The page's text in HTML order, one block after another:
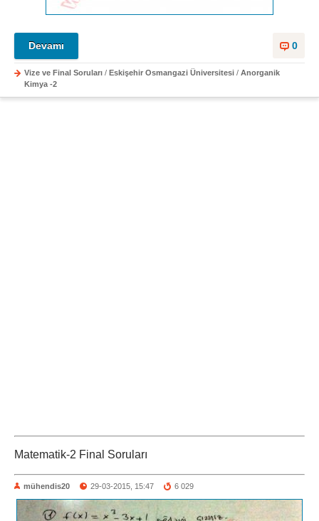
0
Devamı
Vize ve Final Soruları / Eskişehir Osmangazi Üniversitesi / Anorganik
Kimya -2
Matematik-2 Final Soruları
mühendis20 29-03-2015, 15:47 6 029